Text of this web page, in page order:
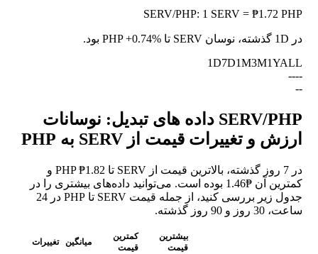
SERV/PHP: 1 SERV = ₱1.72 PHP
در 1D گذشته، نوسان SERV تا PHP +0.74%
بود.
1D7D1M3M1YALL
--
--
--
SERV/PHP داده های تبدیل: نوسانات
ارزش و تغییرات قیمت از SERV به PHP
در 7 روز گذشته، بالاترین قیمت از SERV تا PHP ₱1.82 و
کمترین آن ₱1.46 بوده است. می‌توانید داده‌های بیشتری را در
جدول زیر بررسی کنید، از جمله قیمت SERV تا PHP در 24
ساعت، 30 روز و 90 روز گذشته.
بیشترین
قیمت
کمترین
قیمت
میانگین
تغییرات